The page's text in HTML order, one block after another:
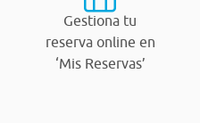
Gestiona tu
reserva online en
‘Mis Reservas’